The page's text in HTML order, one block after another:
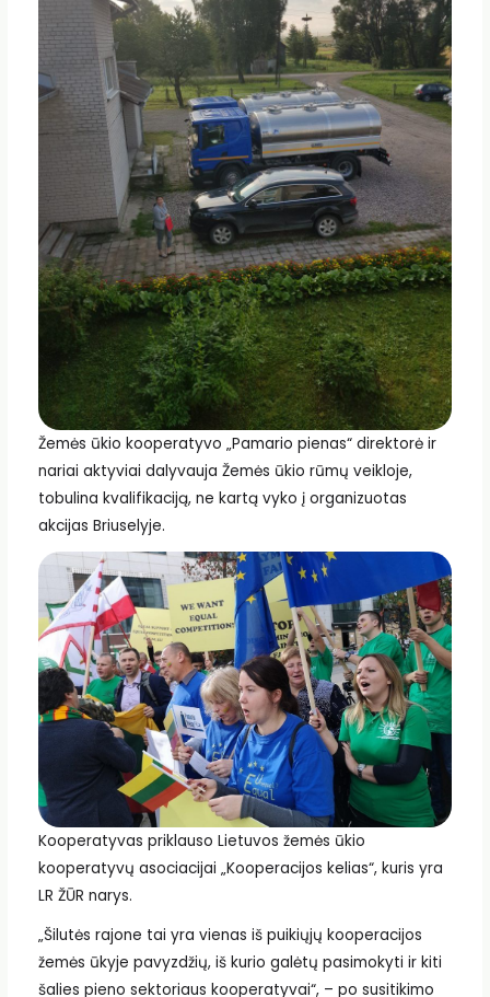
Žemės ūkio kooperatyvo „Pamario pienas“ direktorė ir
nariai aktyviai dalyvauja Žemės ūkio rūmų veikloje,
tobulina kvalifikaciją, ne kartą vyko į organizuotas
akcijas Briuselyje.
Kooperatyvas priklauso Lietuvos žemės ūkio
kooperatyvų asociacijai „Kooperacijos kelias“, kuris yra
LR ŽŪR narys.
„Šilutės rajone tai yra vienas iš puikiųjų kooperacijos
žemės ūkyje pavyzdžių, iš kurio galėtų pasimokyti ir kiti
šalies pieno sektoriaus kooperatyvai“, – po susitikimo